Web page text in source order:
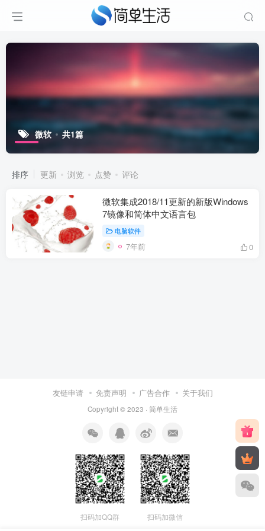
微软 共1篇
排序 更新 浏览 点赞 评论
微软集成2018/11更新的新版Windows
7镜像和简体中文语言包
电脑软件
7年前 0
友链申请 免责声明 广告合作 关于我们
Copyright © 2023 · 简单生活
扫码加QQ群 扫码加微信